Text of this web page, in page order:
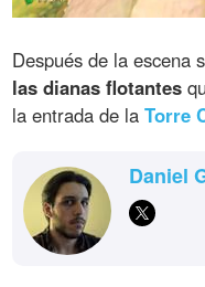
Después de la escena
las dianas flotantes
la entrada de laTorre
Daniel